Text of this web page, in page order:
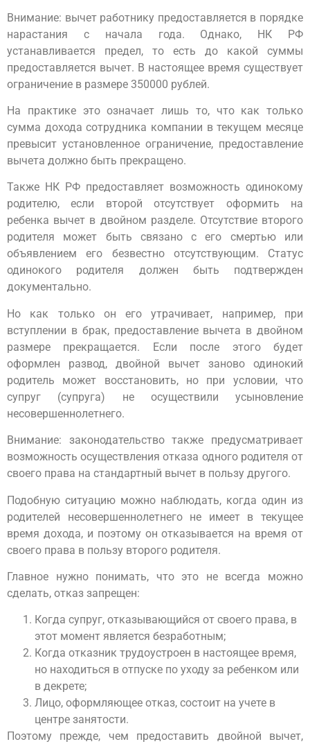
Внимание: вычет работнику предоставляется в порядке
нарастания с начала года. Однако, НК РФ
устанавливается предел, то есть до какой суммы
предоставляется вычет. В настоящее время существует
ограничение в размере 350000 рублей.
На практике это означает лишь то, что как только
сумма дохода сотрудника компании в текущем месяце
превысит установленное ограничение, предоставление
вычета должно быть прекращено.
Также НК РФ предоставляет возможность одинокому
родителю, если второй отсутствует оформить на
ребенка вычет в двойном разделе. Отсутствие второго
родителя может быть связано с его смертью или
объявлением его безвестно отсутствующим. Статус
одинокого родителя должен быть подтвержден
документально.
Но как только он его утрачивает, например, при
вступлении в брак, предоставление вычета в двойном
размере прекращается. Если после этого будет
оформлен развод, двойной вычет заново одинокий
родитель может восстановить, но при условии, что
супруг (супруга) не осуществили усыновление
несовершеннолетнего.
Внимание: законодательство также предусматривает
возможность осуществления отказа одного родителя от
своего права на стандартный вычет в пользу другого.
Подобную ситуацию можно наблюдать, когда один из
родителей несовершеннолетнего не имеет в текущее
время дохода, и поэтому он отказывается на время от
своего права в пользу второго родителя.
Главное нужно понимать, что это не всегда можно
сделать, отказ запрещен:
Когда супруг, отказывающийся от своего права, в
этот момент является безработным;
Когда отказник трудоустроен в настоящее время,
но находиться в отпуске по уходу за ребенком или
в декрете;
Лицо, оформляющее отказ, состоит на учете в
центре занятости.
Поэтому прежде, чем предоставить двойной вычет,